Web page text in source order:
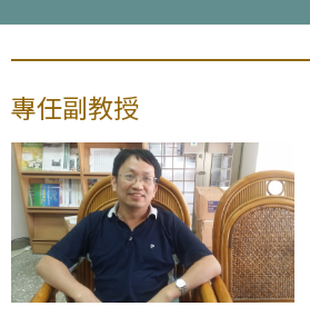
專任副教授